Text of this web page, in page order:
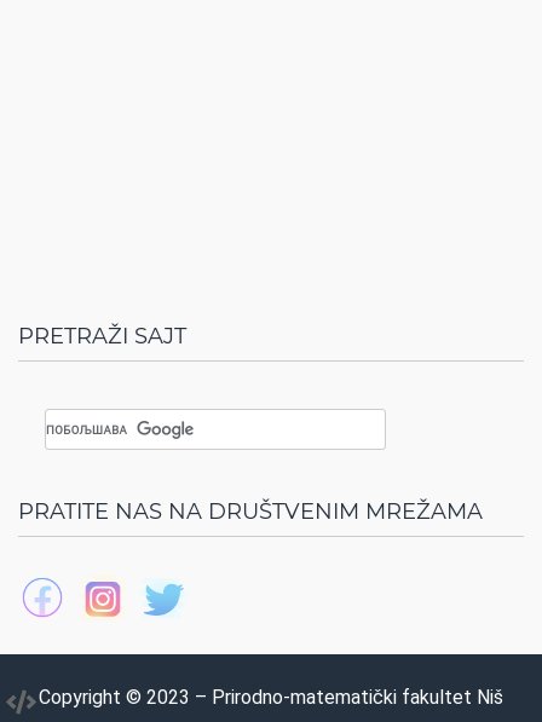
PRETRAŽI SAJT
PRATITE NAS NA DRUŠTVENIM MREŽAMA
Copyright © 2023 – Prirodno-matematički fakultet Niš